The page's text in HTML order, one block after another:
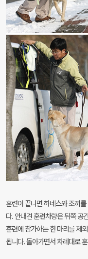
훈련이 끝나면 하네스와 조끼
다. 안내견 훈련차량은 뒤쪽 공
훈련에 참가하는 한 마리를 제
됩니다. 돌아가면서 차례대로